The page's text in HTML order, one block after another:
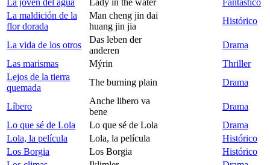
La maldición de la
flor dorada
Man cheng jin dai
huang jin jia
Histórico
La vida de los otros
Das leben der
anderen
Drama
Las marismas
Mýrin
Thriller
Lejos de la tierra
quemada
The burning plain Drama
Líbero
Anche libero va
bene
Drama
Lo que sé de Lola
Lo que sé de Lola
Drama
Lola, la película
Lola, la película
Histórico
Los Borgia
Los Borgia
Histórico